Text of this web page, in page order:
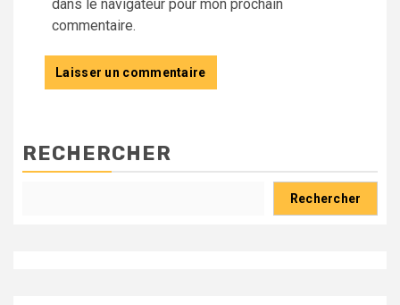
dans le navigateur pour mon prochain
commentaire.
RECHERCHER
Rechercher